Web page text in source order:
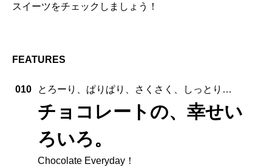
スイーツをチェックしましょう！
FEATURES
010 とろーり、ぱりぱり、さくさく、しっとり…
チョコレートの、幸せい
ろいろ。
Chocolate Everyday！